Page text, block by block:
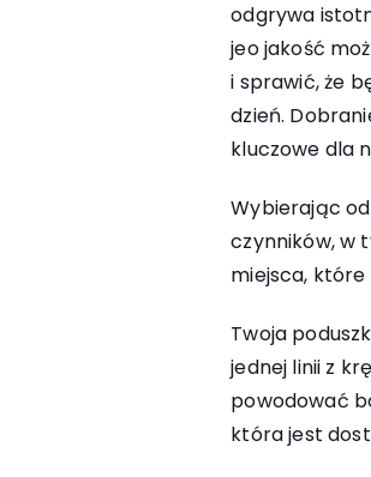
odgrywa
jeo jakość
i sprawić, że
dzień.
kluczowe dla
Wybierając
czynników, w
miejsca,
Twoja
jednej linii z
powodować
która jest